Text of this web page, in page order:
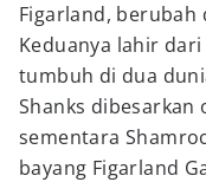
Figarland, berubah
Keduanya lahir
tumbuh di dua
Shanks dibesarkan
sementara
bayang Figarland